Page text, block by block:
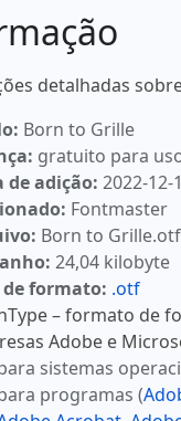
detalhadas
Born to Grille
gratuito para
de adição: 2022-12-
Fontmaster
Born to Grille.otf
24,04 kilobyte
de formato: .otf
– formato de
Adobe e
sistemas
programas (